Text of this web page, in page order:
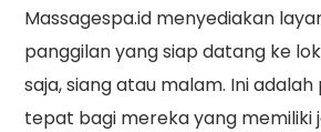
Massagespa.id menyediakan
panggilan yang siap datang ke
saja, siang atau malam. Ini
tepat bagi mereka yang memiliki